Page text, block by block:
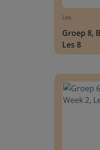
Les
Groep 8,
Les 8